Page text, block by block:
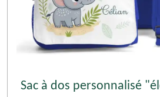
Sac à dos personnalisé